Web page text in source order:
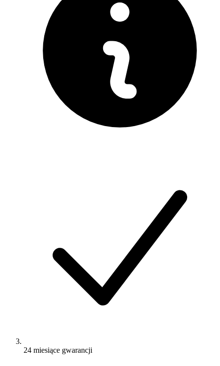
24 miesiące gwarancji